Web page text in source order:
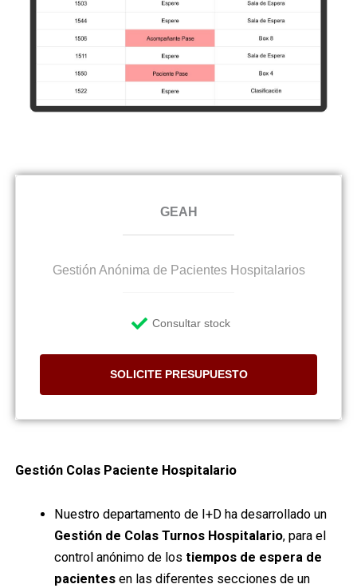
GEAH
Gestión Anónima de Pacientes Hospitalarios
Consultar stock
SOLICITE PRESUPUESTO
Gestión Colas Paciente Hospitalario
Nuestro departamento de I+D ha desarrollado un
Gestión de Colas Turnos Hospitalario, para el
control anónimo de los tiempos de espera de
pacientes en las diferentes secciones de un